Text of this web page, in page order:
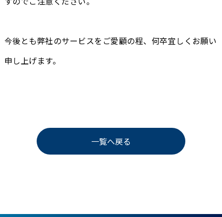
今後とも弊社のサービスをご愛顧の程、何卒宜しくお願い
申し上げます。
一覧へ戻る